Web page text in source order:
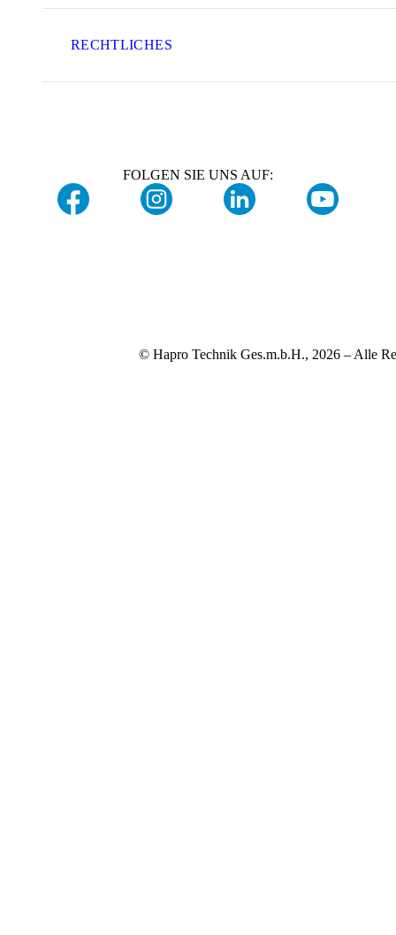
RECHTLICHES
FOLGEN SIE UNS AUF:
© Hapro Technik Ges.m.b.H., 2026 – Alle